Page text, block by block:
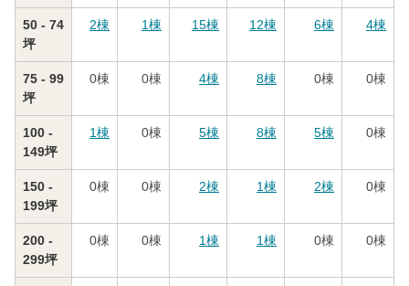
50 - 74
坪
2棟 1棟 15棟 12棟 6棟 4棟
75 - 99
坪
0棟 0棟 4棟 8棟 0棟 0棟
100 -
149坪
1棟 0棟 5棟 8棟 5棟 0棟
150 -
199坪
0棟 0棟 2棟 1棟 2棟 0棟
200 -
299坪
0棟 0棟 1棟 1棟 0棟 0棟